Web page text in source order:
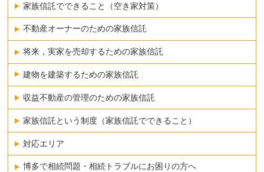
家族信託でできること（空き家対策）
不動産オーナーのための家族信託
将来，実家を売却するための家族信託
建物を建築するための家族信託
収益不動産の管理のための家族信託
家族信託という制度（家族信託でできること）
対応エリア
博多で相続問題・相続トラブルにお困りの方へ